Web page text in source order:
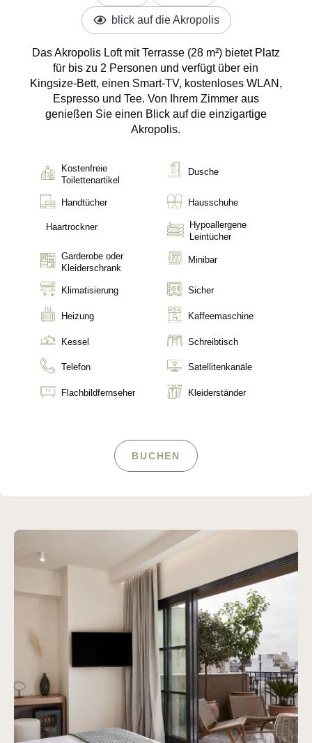
Personen
blick auf die Akropolis
Das Akropolis Loft mit Terrasse (28 m²) bietet Platz
für bis zu 2 Personen und verfügt über ein
Kingsize-Bett, einen Smart-TV, kostenloses WLAN,
Espresso und Tee. Von Ihrem Zimmer aus
genießen Sie einen Blick auf die einzigartige
Akropolis.
Kostenfreie
Toilettenartikel
Dusche
Handtücher Hausschuhe
Haartrockner
Hypoallergene
Leintücher
Garderobe oder
Kleiderschrank
Minibar
Klimatisierung Sicher
Heizung Kaffeemaschine
Kessel Schreibtisch
Telefon Satellitenkanäle
Flachbildfernseher Kleiderständer
BUCHEN